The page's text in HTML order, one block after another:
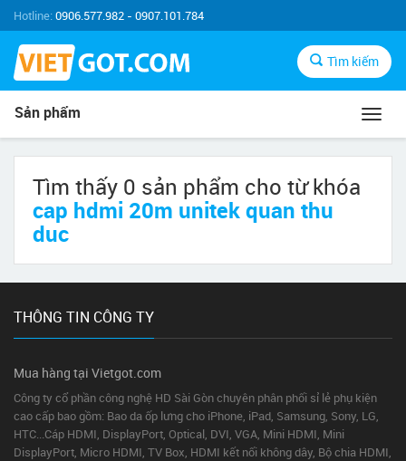
Hotline:0906.577.982 - 0907.101.784
Tìm kiếm
Sản phẩm
Tìm thấy 0 sản phẩm cho từ khóa
cap hdmi 20m unitek quan thu
duc
THÔNG TIN CÔNG TY
Mua hàng tại Vietgot.com
Công ty cổ phần công nghệ HD Sài Gòn chuyên phân phối sỉ lẻ phụ kiện
cao cấp bao gồm: Bao da ốp lưng cho iPhone, iPad, Samsung, Sony, LG,
HTC...Cáp HDMI, DisplayPort, Optical, DVI, VGA, Mini HDMI, Mini
DisplayPort, Micro HDMI, TV Box, HDMI kết nối không dây, Bộ chia HDMI,